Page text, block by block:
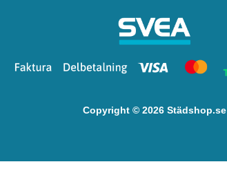
Copyright © 2026 Städshop.se